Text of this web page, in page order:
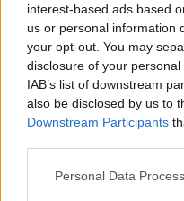
interest-based ads based
us or personal information
your opt-out. You may
disclosure of your
IAB’s list of downstream
also be disclosed by us to
Downstream Participants
Personal Data